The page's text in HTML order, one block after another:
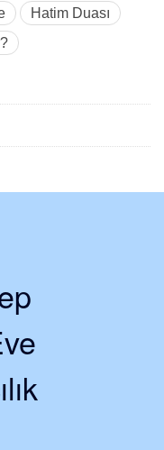
Hatim Duası